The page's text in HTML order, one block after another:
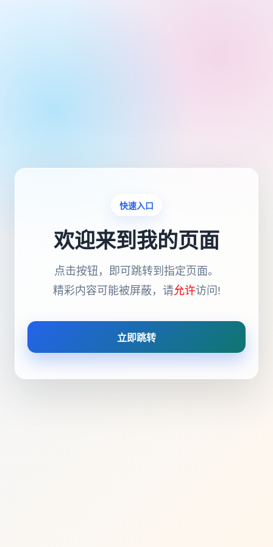
快速入口
欢迎来到我的页面
点击按钮，即可跳转到指定页面。
精彩内容可能被屏蔽，请允许访问!
立即跳转